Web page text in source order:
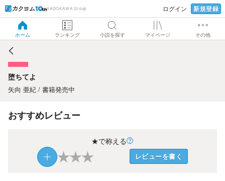
KADOKAWA Group ログイン 新規登録
ホーム ランキング 小説を探す マイページ その他
堕ちてよ
堕ちてよ
矢向 亜紀 / 書籍発売中
おすすめレビュー
★で称える
★★★ レビューを書く